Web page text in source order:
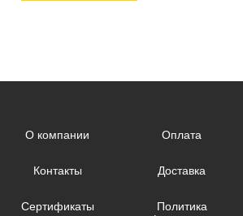
О компании Оплата
Контакты Доставка
Сертификаты
Политика